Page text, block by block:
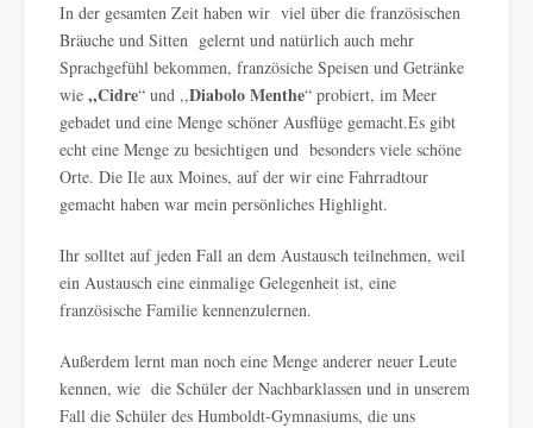
In der gesamten Zeit haben wir viel über die französischen
Bräuche und Sitten gelernt und natürlich auch mehr
Sprachgefühl bekommen, französiche Speisen und Getränke
wie ,,Cidre“ und ,,Diabolo Menthe“ probiert, im Meer
gebadet und eine Menge schöner Ausflüge gemacht.Es gibt
echt eine Menge zu besichtigen und besonders viele schöne
Orte. Die Ile aux Moines, auf der wir eine Fahrradtour
gemacht haben war mein persönliches Highlight.
Ihr solltet auf jeden Fall an dem Austausch teilnehmen, weil
ein Austausch eine einmalige Gelegenheit ist, eine
französische Familie kennenzulernen.
Außerdem lernt man noch eine Menge anderer neuer Leute
kennen, wie die Schüler der Nachbarklassen und in unserem
Fall die Schüler des Humboldt-Gymnasiums, die uns